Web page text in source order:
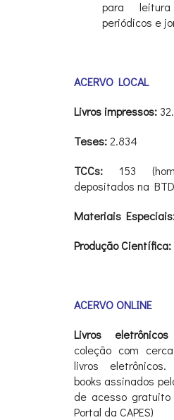
para
periódicos e
ACERVO LOCAL
Livros impressos:
Teses:2.834
TCCs: 153
depositados na
Materiais
Produção Científica:
ACERVO ONLINE
Livros
coleção com
livros
books assinados
de acesso
Portal da CAPES)